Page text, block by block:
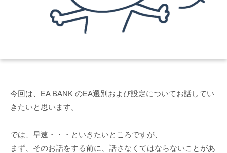
今回は、EA BANK のEA選別および設定についてお話してい
きたいと思います。
では、早速・・・といきたいところですが、
まず、そのお話をする前に、話さなくてはならないことがあ